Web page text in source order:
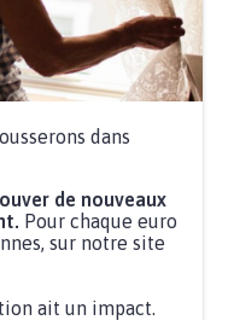
dans
de nouveaux
Pour chaque euro
sur notre site
ait un impact.